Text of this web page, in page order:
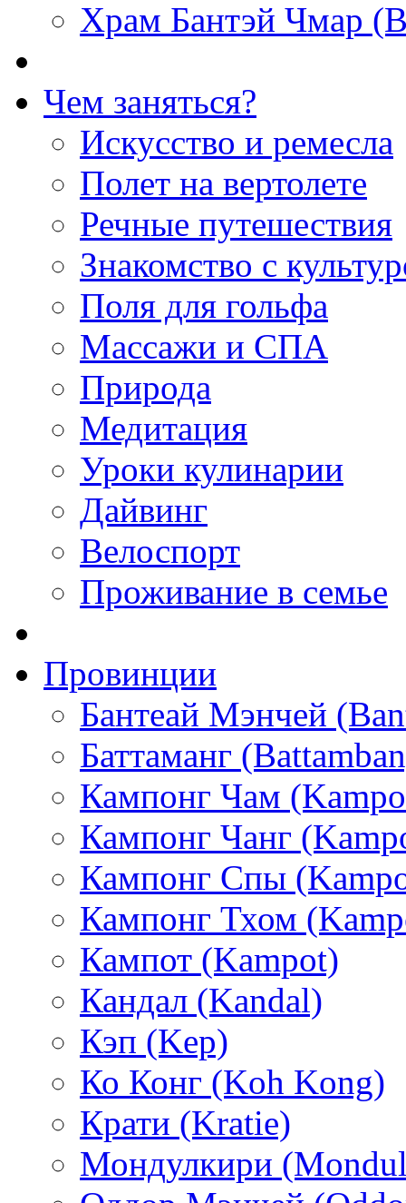
Храм Бантэй Чмар
Чем заняться?
Искусство и ремесла
Полет на вертолете
Речные путешествия
Знакомство с
Поля для гольфа
Массажи и СПА
Природа
Медитация
Уроки кулинарии
Дайвинг
Велоспорт
Проживание в семье
Провинции
Бантеай Мэнчей
Баттаманг
Кампонг Чам
Кампонг Чанг
Кампонг Спы
Кампонг Тхом
Кампот (Kampot)
Кандал (Kandal)
Кэп (Kep)
Ко Конг (Koh Kong)
Крати (Kratie)
Мондулкири